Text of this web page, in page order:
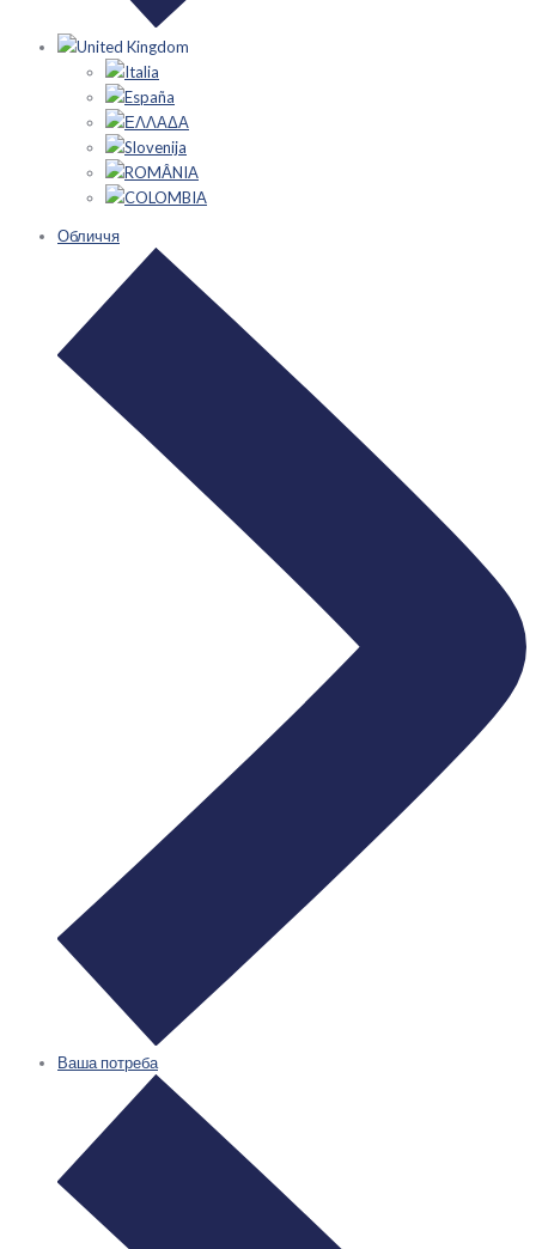
United Kingdom
Italia
España
ΕΛΛΑΔΑ
Slovenija
ROMÂNIA
COLOMBIA
Обличчя
Ваша потреба